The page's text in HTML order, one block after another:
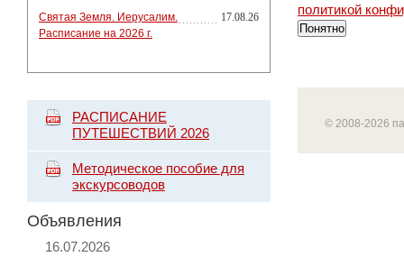
Святая Земля. Иерусалим.
Расписание на 2026 г.
17.08.26
РАСПИСАНИЕ
ПУТЕШЕСТВИЙ 2026
Методическое пособие для
экскурсоводов
Объявления
16.07.2026
политикой
Понятно
© 2008-2026